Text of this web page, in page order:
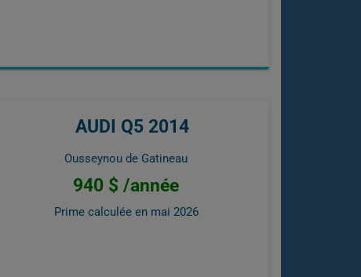
AUDI Q5 2014
Ousseynou de Gatineau
940 $ /année
Prime calculée en mai 2026